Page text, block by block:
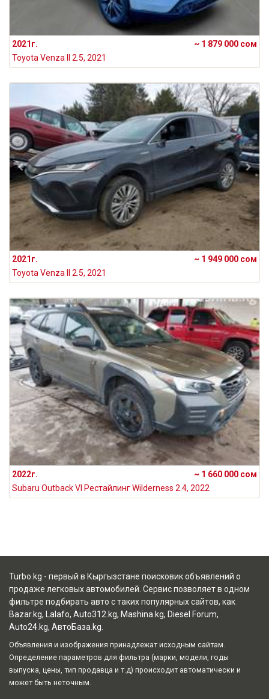
2021г.
~ 1 879 000 сом
Toyota Venza II 2.5, 2021
2021г.
~ 1 949 000 сом
Toyota Venza II 2.5, 2021
2022г.
~ 1 660 000 сом
Subaru Outback VI Рестайлинг Wilderness 2.4, 2022
Turbo.kg - первый в Кыргызстане поисковик объявлений о
продаже легковых автомобилей. Сервис позволяет в одном
фильтре подбирать авто с таких популярных сайтов, как
Bazar.kg, Lalafo, Auto312.kg, Mashina.kg, Diesel Forum,
Auto24.kg, АвтоБаза.kg
Объявления и изображения принадлежат исходным сайтам.
Определение параметров для фильтра (марки, модели, годы
выпуска, цены, тип продавца и т.д) происходит автоматически и
может быть неточным.